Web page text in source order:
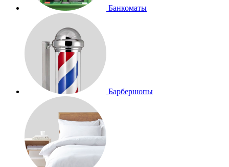
Банкоматы
Барбершопы